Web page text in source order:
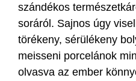
szándékos
soráról. Sajnos úgy
törékeny, sérülékeny
meisseni porcelánok
olvasva az ember